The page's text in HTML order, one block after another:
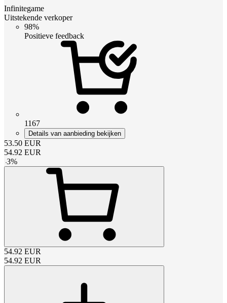
Infinitegame
Uitstekende verkoper
98%
Positieve feedback
1167
Details van aanbieding bekijken
53.50 EUR
54.92 EUR
-3%
54.92 EUR
54.92 EUR